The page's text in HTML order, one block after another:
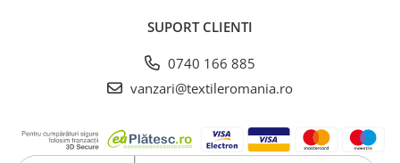
SUPORT CLIENTI
0740 166 885
vanzari@textileromania.ro